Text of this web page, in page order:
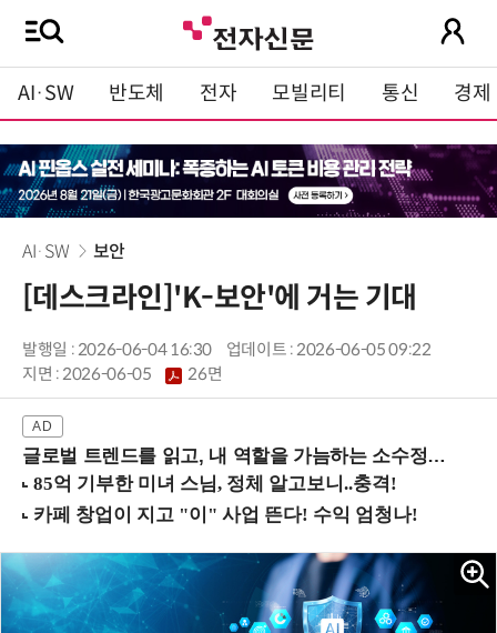
AI·SW 반도체 전자 모빌리티 통신 경제
AI·SW 보안
[데스크라인]'K-보안'에 거는 기대
발행일 : 2026-06-04 16:30
업데이트 : 2026-06-05 09:22
지면 :2026-06-05 26면
글로벌 트렌드를 읽고, 내 역할을 가늠하는 소수정예 실습 워크숍 (8/28 신논현역)